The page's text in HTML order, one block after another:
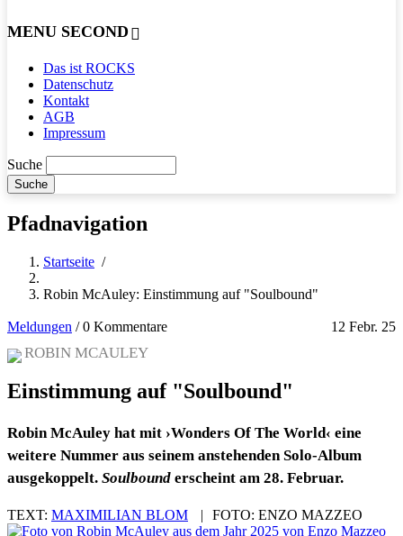
MENU SECOND
Das ist ROCKS
Datenschutz
Kontakt
AGB
Impressum
Suche
Pfadnavigation
Startseite /
Robin McAuley: Einstimmung auf "Soulbound"
Meldungen 12 Febr. 25
/0 Kommentare
ROBIN MCAULEY
Einstimmung auf "Soulbound"
Robin McAuley hat mit ›Wonders Of The World‹ eine
weitere Nummer aus seinem anstehenden Solo-Album
ausgekoppelt. Soulbound erscheint am 28. Februar.
TEXT: MAXIMILIAN BLOM | FOTO: ENZO MAZZEO